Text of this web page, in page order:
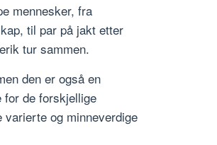
mennesker, fra
til par på jakt etter
tur sammen.
den er også en
for de forskjellige
og minneverdige